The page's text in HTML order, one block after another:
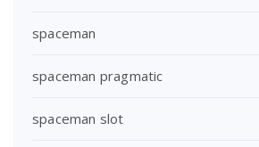
spaceman
spaceman pragmatic
spaceman slot